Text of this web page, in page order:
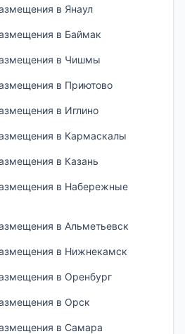
в Янаул
в Баймак
в Чишмы
в Приютово
в Иглино
в Кармаскалы
в Казань
в Набережные
в Альметьевск
в Нижнекамск
в Оренбург
в Орск
в Самара